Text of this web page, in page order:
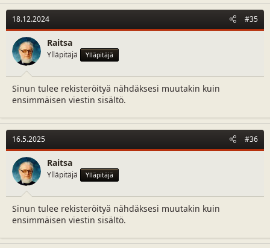
c
t
i
o
n
s
:
18.12.2024 #35
Raitsa
Ylläpitäjä Ylläpitäjä
Sinun tulee rekisteröityä nähdäksesi muutakin kuin
ensimmäisen viestin sisältö.
16.5.2025 #36
Raitsa
Ylläpitäjä Ylläpitäjä
Sinun tulee rekisteröityä nähdäksesi muutakin kuin
ensimmäisen viestin sisältö.